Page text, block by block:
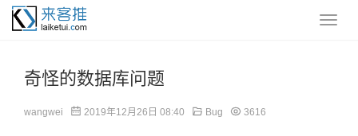
奇怪的数据库问题
wangwei 2019年12月26日 08:40 Bug 3616